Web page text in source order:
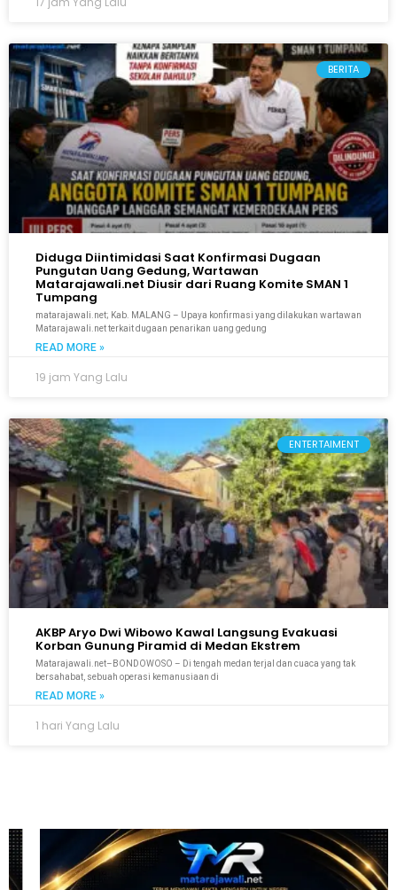
BERITA
Diduga Diintimidasi Saat Konfirmasi Dugaan
Pungutan Uang Gedung, Wartawan
Matarajawali.net Diusir dari Ruang Komite SMAN 1
Tumpang
matarajawali.net; Kab. MALANG – Upaya konfirmasi yang dilakukan wartawan
Matarajawali.net terkait dugaan penarikan uang gedung
READ MORE »
19 jam Yang Lalu
ENTERTAIMENT
AKBP Aryo Dwi Wibowo Kawal Langsung Evakuasi
Korban Gunung Piramid di Medan Ekstrem
Matarajawali.net–BONDOWOSO – Di tengah medan terjal dan cuaca yang tak
bersahabat, sebuah operasi kemanusiaan di
READ MORE »
1 hari Yang Lalu